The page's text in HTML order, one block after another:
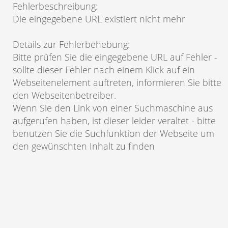
Fehlerbeschreibung:
Die eingegebene URL existiert nicht mehr
Details zur Fehlerbehebung:
Bitte prüfen Sie die eingegebene URL auf Fehler -
sollte dieser Fehler nach einem Klick auf ein
Webseitenelement auftreten, informieren Sie bitte
den Webseitenbetreiber.
Wenn Sie den Link von einer Suchmaschine aus
aufgerufen haben, ist dieser leider veraltet - bitte
benutzen Sie die Suchfunktion der Webseite um
den gewünschten Inhalt zu finden